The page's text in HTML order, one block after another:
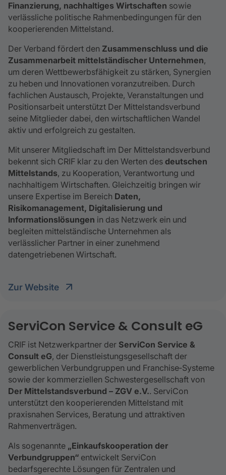
Finanzierung, nachhaltiges Wirtschaften sowie
verlässliche politische Rahmenbedingungen für den
kooperierenden Mittelstand.
Der Verband fördert den Zusammenschluss und die
Zusammenarbeit mittelständischer Unternehmen,
um deren Wettbewerbsfähigkeit zu stärken, Synergien
zu heben und Innovationen voranzutreiben. Durch
fachlichen Austausch, Projekte, Veranstaltungen und
Positionsarbeit unterstützt Der Mittelstandsverbund
seine Mitglieder dabei, den wirtschaftlichen Wandel
aktiv und erfolgreich zu gestalten.
Mit unserer Mitgliedschaft im Der Mittelstandsverbund
bekennt sich CRIF klar zu den Werten des deutschen
Mittelstands, zu Kooperation, Verantwortung und
nachhaltigem Wirtschaften. Gleichzeitig bringen wir
unsere Expertise im Bereich Daten,
Risikomanagement, Digitalisierung und
Informationslösungen in das Netzwerk ein und
begleiten mittelständische Unternehmen als
verlässlicher Partner in einer zunehmend
datengetriebenen Wirtschaft.
Zur Website
ServiCon Service & Consult eG
CRIF ist Netzwerkpartner der ServiCon Service &
Consult eG, der Dienstleistungsgesellschaft der
gewerblichen Verbundgruppen und Franchise‑Systeme
sowie der kommerziellen Schwestergesellschaft von
Der Mittelstandsverbund – ZGV e.V.. ServiCon
unterstützt den kooperierenden Mittelstand mit
praxisnahen Services, Beratung und attraktiven
Rahmenverträgen.
Als sogenannte „Einkaufskooperation der
Verbundgruppen“ entwickelt ServiCon
bedarfsgerechte Lösungen für Zentralen und